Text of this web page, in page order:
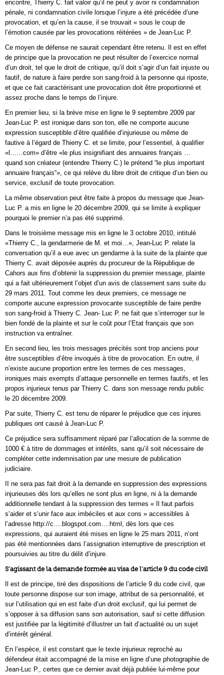
encontre, Thierry C. fait valoir qu’il ne peut y avoir ni condamnation
pénale, ni condamnation civile lorsque l’injure a été précédée d’une
provocation, et qu’en la cause, il se trouvait « sous le coup de
l’émotion causée par les provocations réitérées » de Jean-Luc P.
Ce moyen de défense ne saurait cependant être retenu. Il est en effet
de principe que la provocation ne peut résulter de l’exercice normal
d’un droit, tel que le droit de critique, qu’il doit s’agir d’un fait injuste ou
fautif, de nature à faire perdre son sang-froid à la personne qui riposte,
et que ce fait caractérisant une provocation doit être proportionné et
assez proche dans le temps de l’injure.
En premier lieu, si la brève mise en ligne le 9 septembre 2009 par
Jean-Luc P. est ironique dans son ton, elle ne comporte aucune
expression susceptible d’être qualifiée d’injurieuse ou même de
fautive à l’égard de Thierry C. et se limite, pour l’essentiel, à qualifier
«l……com» d’être «le plus insignifiant des annuaires français …
quand son créateur (entendre Thierry C.) le prétend “le plus important
annuaire français“», ce qui relève du libre droit de critique d’un bien ou
service, exclusif de toute provocation.
La même observation peut être faite à propos du message que Jean-
Luc P. a mis en ligne le 20 décembre 2009, qui se limite à expliquer
pourquoi le premier n’a pas été supprimé.
Dans le troisième message mis en ligne le 3 octobre 2010, intitulé
«Thierry C., la gendarmerie de M. et moi…», Jean-Luc P. relate la
conversation qu’il a eue avec un gendarme à la suite de la plainte que
Thierry C. avait déposée auprès du procureur de la République de
Cahors aux fins d’obtenir la suppression du premier message, plainte
qui a fait ultérieurement l’objet d’un avis de classement sans suite du
29 mars 2011. Tout comme les deux premiers, ce message ne
comporte aucune expression provocante susceptible de faire perdre
son sang-froid à Thierry C. Jean- Luc P. ne fait que s’interroger sur le
bien fondé de la plainte et sur le coût pour l’Etat français que son
instruction va entraîner.
En second lieu, les trois messages précités sont trop anciens pour
être susceptibles d’être invoqués à titre de provocation. En outre, il
n’existe aucune proportion entre les termes de ces messages,
ironiques mais exempts d’attaque personnelle en termes fautifs, et les
propos injurieux tenus par Thierry C. dans son message rendu public
le 20 décembre 2009.
Par suite, Thierry C. est tenu de réparer le préjudice que ces injures
publiques ont causé à Jean-Luc P.
Ce préjudice sera suffisamment réparé par l’allocation de la somme de
1000 € à titre de dommages et intérêts, sans qu’il soit nécessaire de
compléter cette indemnisation par une mesure de publication
judiciaire.
II ne sera pas fait droit à la demande en suppression des expressions
injurieuses dès lors qu’elles ne sont plus en ligne, ni à la demande
additionnelle tendant à la suppression des termes « Il faut parfois
s‘aider et s‘unir face aux imbéciles et aux cons » accessibles à
l’adresse http://c….blogspot.com….html, dès lors que ces
expressions, qui auraient été mises en ligne le 25 mars 2011, n’ont
pas été mentionnées dans l’assignation interruptive de prescription et
poursuivies au titre du délit d’injure.
S’agissant de la demande formée au visa de l’article 9 du code civil
Il est de principe, tiré des dispositions de l’article 9 du code civil, que
toute personne dispose sur son image, attribut de sa personnalité, et
sur l’utilisation qui en est faite d’un droit exclusif, qui lui permet de
s’opposer à sa diffusion sans son autorisation, sauf si cette diffusion
est justifiée par la légitimité d’illustrer un fait d’actualité ou un sujet
d’intérêt général.
En l’espèce, il est constant que le texte injurieux reproché au
défendeur était accompagné de la mise en ligne d’une photographie de
Jean-Luc P., certes que ce dernier avait déjà publiée lui-même pour